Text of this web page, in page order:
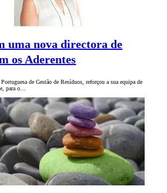
uma nova directora de
os Aderentes
de Gestão de Resíduos, reforçou a sua equipa de
para o…